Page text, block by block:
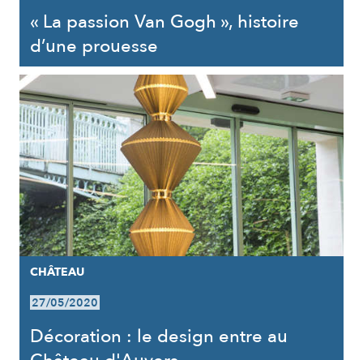
« La passion Van Gogh », histoire
d’une prouesse
CHÂTEAU
27/05/2020
Décoration : le design entre au